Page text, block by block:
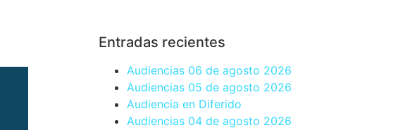
Entradas recientes
Audiencias 06 de agosto 2026
Audiencias 05 de agosto 2026
Audiencia en Diferido
Audiencias 04 de agosto 2026